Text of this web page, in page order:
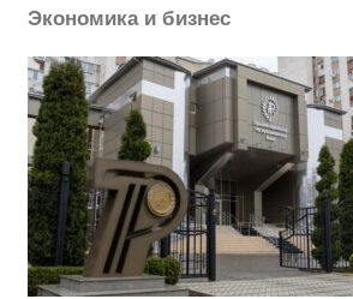
Экономика и бизнес